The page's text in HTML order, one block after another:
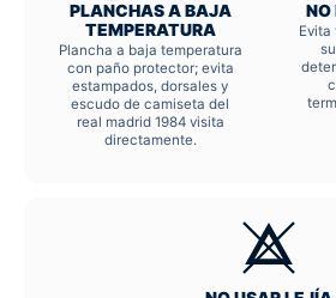
PLANCHAS A BAJA
TEMPERATURA
Plancha a baja temperatura
con paño protector; evita
estampados, dorsales y
escudo de camiseta del
real madrid 1984 visita
directamente.
NO
Evita